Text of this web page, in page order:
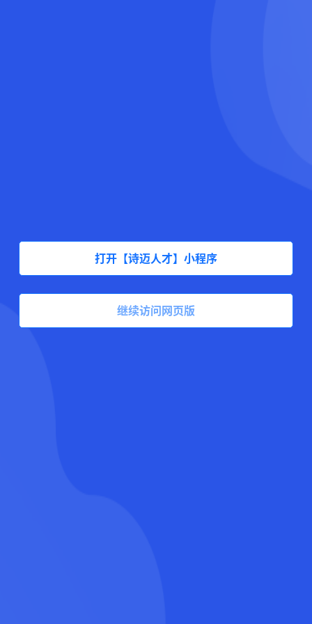
打开【诗迈人才】小程序
继续访问网页版